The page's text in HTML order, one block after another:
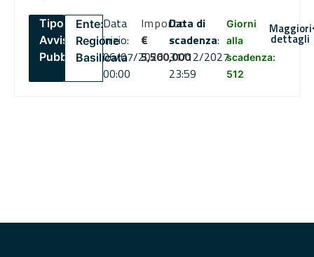
Tipo:
Avviso
Pubblico
Ente:
Regione
Basilicata
Data
inizio:
06/07/2026
00:00
Importo
€
5,500,000
Data di
scadenza:
31/12/2027
23:59
Giorni
alla
scadenza:
512
Maggiori
dettagli